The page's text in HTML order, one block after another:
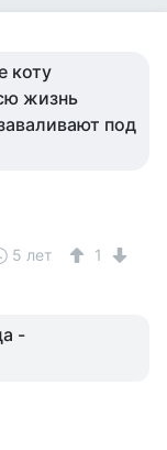
коту
жизнь
под
5 лет 1
-